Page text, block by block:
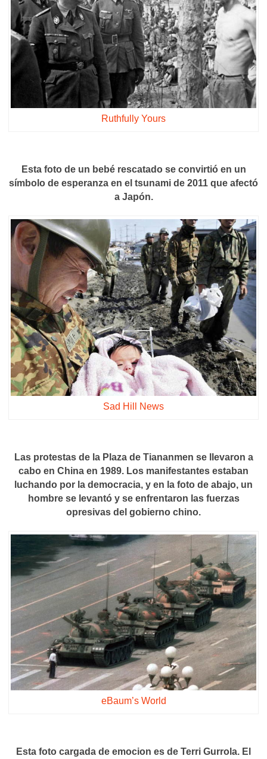
Ruthfully Yours
Esta foto de un bebé rescatado se convirtió en un
símbolo de esperanza en el tsunami de 2011 que afectó
a Japón.
Sad Hill News
Las protestas de la Plaza de Tiananmen se llevaron a
cabo en China en 1989. Los manifestantes estaban
luchando por la democracia, y en la foto de abajo, un
hombre se levantó y se enfrentaron las fuerzas
opresivas del gobierno chino.
eBaum’s World
Esta foto cargada de emocion es de Terri Gurrola. El